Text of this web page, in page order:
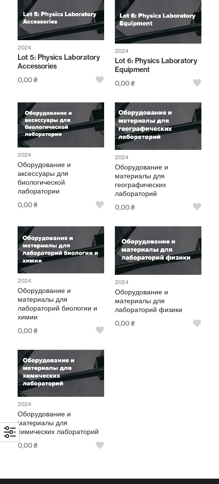
Підкатегорії відсутні.
2024
Lot 5: Physics Laboratory
Accessories
0,00₴
2024
Lot 6: Physics Laboratory
Equipment
0,00₴
2024
Оборудование и
аксессуары для
биологической
лаборатории
0,00₴
2024
Оборудование и
материалы для
географических
лабораторий
0,00₴
2024
Оборудование и
материалы для
лабораторий биологии и
химии
0,00₴
2024
Оборудование и
материалы для
лабораторий физики
0,00₴
2024
Оборудование и
материалы для
химических лабораторий
0,00₴